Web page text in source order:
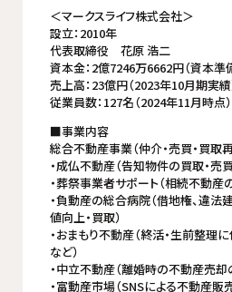
＜マークスライフ株式会社＞
設立：2010年
代表取締役 花原 浩二
資本金：2億7246万6662円（資本準
売上高：23億円（2023年10月期実績
従業員数：127名（2024年11月時点）
■事業内容
総合不動産事業（仲介・売買・買取
・成仏不動産（告知物件の買取・売
・葬祭事業者サポート（相続不動産
・負動産の総合病院（借地権、違法
値向上・買取）
・おまもり不動産（終活・生前整理
など）
・中立不動産（離婚時の不動産売却
・富動産市場（SNSによる不動産販